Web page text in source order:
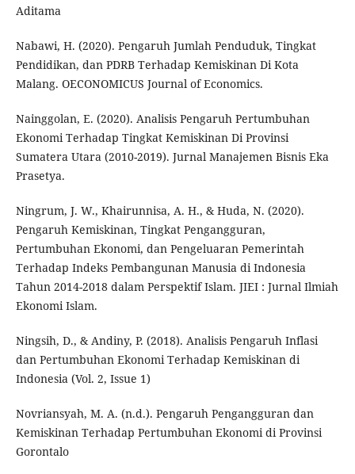
Aditama
Nabawi, H. (2020). Pengaruh Jumlah Penduduk, Tingkat
Pendidikan, dan PDRB Terhadap Kemiskinan Di Kota
Malang. OECONOMICUS Journal of Economics.
Nainggolan, E. (2020). Analisis Pengaruh Pertumbuhan
Ekonomi Terhadap Tingkat Kemiskinan Di Provinsi
Sumatera Utara (2010-2019). Jurnal Manajemen Bisnis Eka
Prasetya.
Ningrum, J. W., Khairunnisa, A. H., & Huda, N. (2020).
Pengaruh Kemiskinan, Tingkat Pengangguran,
Pertumbuhan Ekonomi, dan Pengeluaran Pemerintah
Terhadap Indeks Pembangunan Manusia di Indonesia
Tahun 2014-2018 dalam Perspektif Islam. JIEI : Jurnal Ilmiah
Ekonomi Islam.
Ningsih, D., & Andiny, P. (2018). Analisis Pengaruh Inflasi
dan Pertumbuhan Ekonomi Terhadap Kemiskinan di
Indonesia (Vol. 2, Issue 1)
Novriansyah, M. A. (n.d.). Pengaruh Pengangguran dan
Kemiskinan Terhadap Pertumbuhan Ekonomi di Provinsi
Gorontalo